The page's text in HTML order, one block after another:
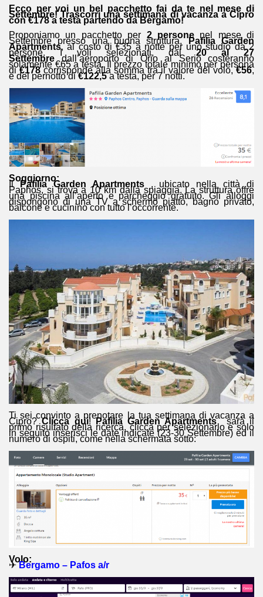
Ecco per voi un bel pacchetto fai da te nel mese di
Settembre! Trascorri una settimana di vacanza a Cipro
con €178 a testa partendo da Bergamo!
Proponiamo un pacchetto per 2personenel mese di
Settembre presso una buona struttura,Pafilia Garden
Apartments, al costo di €35 a notte per uno studio da 2
persone. I voli selezionati, dal20 al 27
Settembredall’aeroporto di Orio al Serio costeranno
solamente €65 a testa. Il prezzo totale minimo per persona
di€178corrisponde alla somma tra il valore del volo,€56,
e del pernotto di€122,5a testa, per 7 notti.
Soggiorno:
IlPafilia Garden Apartments, ubicato nella città di
Paphos, si trova a 10 km dalla spiaggia. La struttura offre
una piscina all’aperto e parcheggio gratuito. Gli alloggi
dispongono di una TV a schermo piatto, bagno privato,
balcone e cucinino con tutto l’occorrente.
Ti sei convinto a prenotare la tua settimana di vacanza a
Cipro?Clicca qui!Pafilia Garden Apartmentssarà il
primo risultato della ricerca, clicca per selezionarlo e solo
in seguito inserisci le date indicate (23-30 Settembre) ed il
numero di ospiti, come nella schermata sotto:
Volo:
✈Bergamo – Pafos a/r